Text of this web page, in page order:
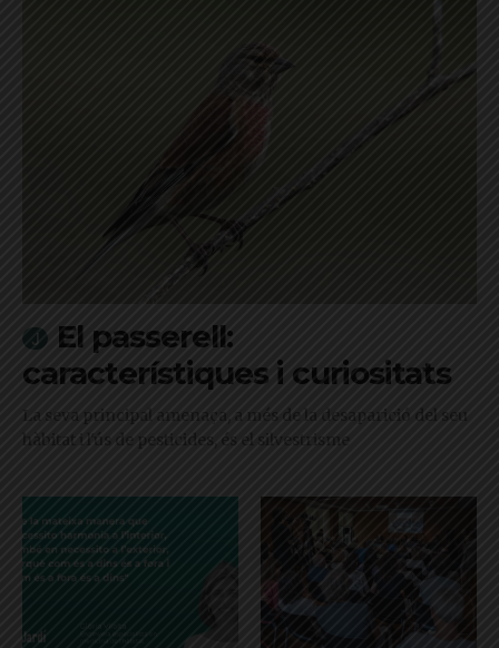
El passerell:
característiques i curiositats
La seva principal amenaça, a més de la desaparició del seu
hàbitat i l'ús de pesticides, és el silvestrisme